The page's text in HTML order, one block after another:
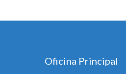
Oficina Principal